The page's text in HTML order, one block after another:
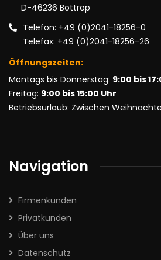
D-46236 Bottrop
Telefon: +49 (0)2041-18256-0
Telefax: +49 (0)2041-18256-26
Öffnungszeiten:
Montags bis Donnerstag: 9:00 bis
Freitag: 9:00 bis 15:00 Uhr
Betriebsurlaub: Zwischen
Navigation
Firmenkunden
Privatkunden
Über uns
Datenschutz